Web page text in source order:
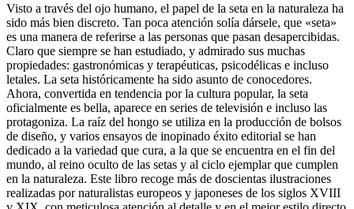
Visto a través del ojo humano, el papel de la seta en la naturaleza ha
sido más bien discreto. Tan poca atención solía dársele, que «seta»
es una manera de referirse a las personas que pasan desapercibidas.
Claro que siempre se han estudiado, y admirado sus muchas
propiedades: gastronómicas y terapéuticas, psicodélicas e incluso
letales. La seta históricamente ha sido asunto de conocedores.
Ahora, convertida en tendencia por la cultura popular, la seta
oficialmente es bella, aparece en series de televisión e incluso las
protagoniza. La raíz del hongo se utiliza en la producción de bolsos
de diseño, y varios ensayos de inopinado éxito editorial se han
dedicado a la variedad que cura, a la que se encuentra en el fin del
mundo, al reino oculto de las setas y al ciclo ejemplar que cumplen
en la naturaleza. Este libro recoge más de doscientas ilustraciones
realizadas por naturalistas europeos y japoneses de los siglos XVIII